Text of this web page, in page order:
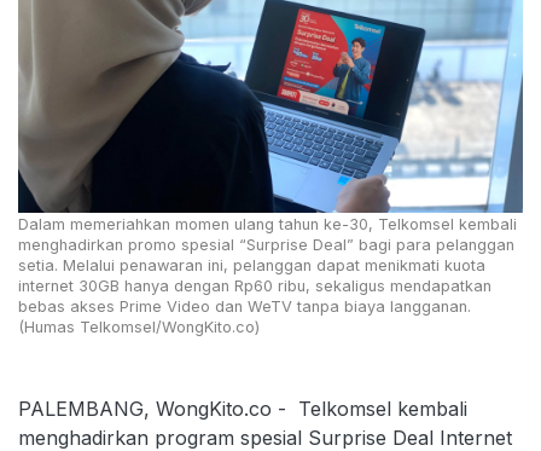
Dalam memeriahkan momen ulang tahun ke-30, Telkomsel kembali
menghadirkan promo spesial “Surprise Deal” bagi para pelanggan
setia. Melalui penawaran ini, pelanggan dapat menikmati kuota
internet 30GB hanya dengan Rp60 ribu, sekaligus mendapatkan
bebas akses Prime Video dan WeTV tanpa biaya langganan.
(Humas Telkomsel/WongKito.co)
PALEMBANG, WongKito.co - Telkomsel kembali
menghadirkan program spesial Surprise Deal Internet